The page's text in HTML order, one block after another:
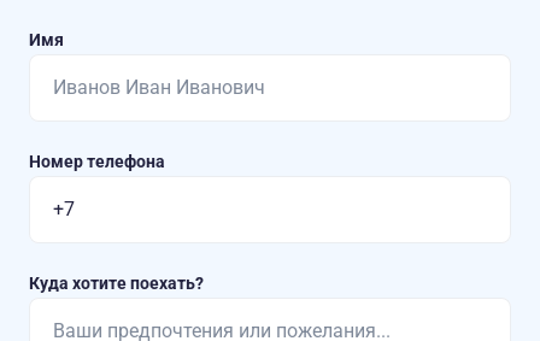
Имя
Номер телефона
Куда хотите поехать?